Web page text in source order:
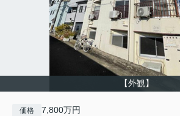
【外観】
価格 7,800万円